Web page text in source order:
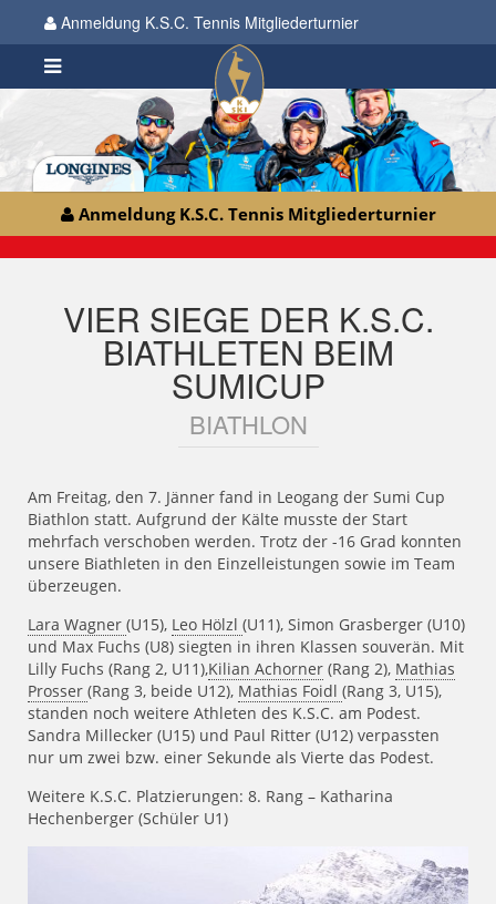
Anmeldung K.S.C. Tennis Mitgliederturnier
Anmeldung K.S.C. Tennis Mitgliederturnier
VIER SIEGE DER K.S.C.
BIATHLETEN BEIM
SUMICUP
BIATHLON
Am Freitag, den 7. Jänner fand in Leogang der Sumi Cup
Biathlon statt. Aufgrund der Kälte musste der Start
mehrfach verschoben werden. Trotz der -16 Grad konnten
unsere Biathleten in den Einzelleistungen sowie im Team
überzeugen.
Lara Wagner (U15), Leo Hölzl (U11), Simon Grasberger (U10)
und Max Fuchs (U8) siegten in ihren Klassen souverän. Mit
Lilly Fuchs (Rang 2, U11),Kilian Achorner (Rang 2), Mathias
Prosser (Rang 3, beide U12), Mathias Foidl (Rang 3, U15),
standen noch weitere Athleten des K.S.C. am Podest.
Sandra Millecker (U15) und Paul Ritter (U12) verpassten
nur um zwei bzw. einer Sekunde als Vierte das Podest.
Weitere K.S.C. Platzierungen: 8. Rang – Katharina
Hechenberger (Schüler U1)